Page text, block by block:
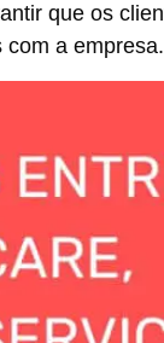
que os
com a empresa.